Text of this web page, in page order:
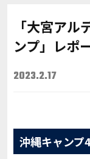
「大宮ア
ンプ」レポ
2023.2.17
沖縄キャンプ